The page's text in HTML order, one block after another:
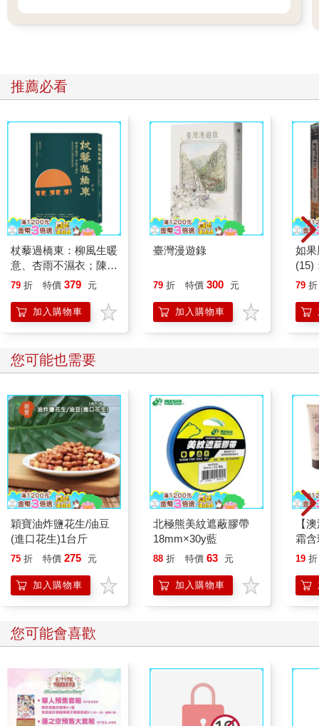
推薦必看
杖藜過橋東：柳風生暖
意、杏雨不濕衣；陳亮
恭談以心轉境的適齡漫
79 折 特價 379 元
加入購物車
臺灣漫遊錄
79 折 特價 300 元
加入購物車
如
(15)
貓
79 折
您可能也需要
穎寶油炸鹽花生/油豆
(進口花生)1台斤
75 折 特價 275 元
加入購物車
北極熊美紋遮蔽膠帶
18mm×30y藍
88 折 特價 63 元
加入購物車
【
霜
E-4
19 折
您可能會喜歡